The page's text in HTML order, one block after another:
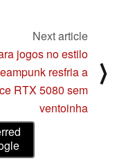
Next article
jogos no estilo
resfria a
RTX 5080 sem
ventoinha
⟩